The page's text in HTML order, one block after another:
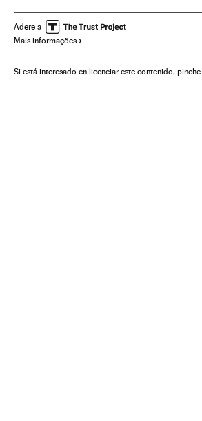
Sistema educativo Educação
Adere a
Mais informações
Si está interesado en licenciar este contenido, pinche